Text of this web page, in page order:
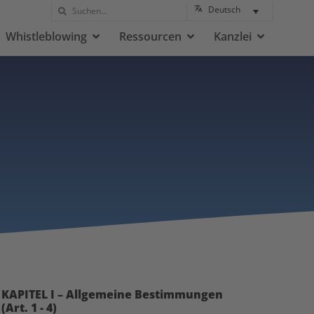
Deutsch
Whistleblowing Ressourcen Kanzlei
KAPITEL I – Allgemeine Bestimmungen
(Art. 1 - 4)